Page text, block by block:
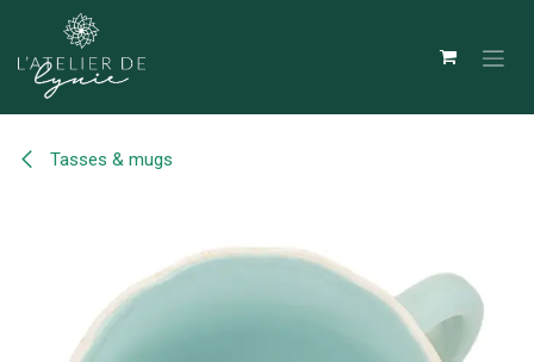
Se rendre au contenu
Tasses & mugs